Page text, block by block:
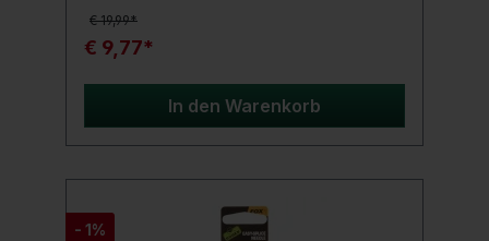
€ 19,99*
€ 9,77*
In den Warenkorb
- 1%